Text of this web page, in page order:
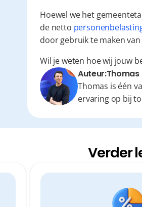
Hoewel we het
de netto
door gebruik te maken
Wil je weten hoe wij jouw
Auteur:
Thomas is één
ervaring op bij
Verder